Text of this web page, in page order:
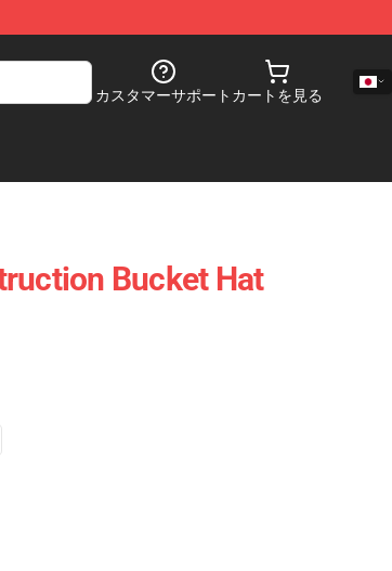
カスタマーサポート カートを見る
Bucket Hat